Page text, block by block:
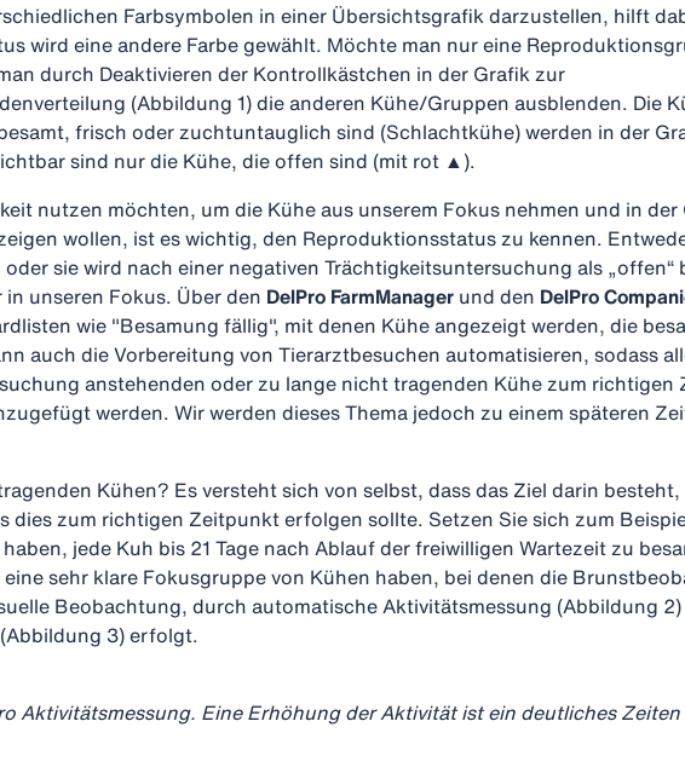
Farbsymbolen in einer Übersichtsgrafik darzustellen, hilft
wird eine andere Farbe gewählt. Möchte man nur eine
durch Deaktivieren der Kontrollkästchen in der Grafik zur
(Abbildung 1) die anderen Kühe/Gruppen ausblenden. Die
frisch oder zuchtuntauglich sind (Schlachtkühe) werden in der
sind nur die Kühe, die offen sind (mit rot ▲).
nutzen möchten, um die Kühe aus unserem Fokus nehmen und in
wollen, ist es wichtig, den Reproduktionsstatus zu kennen.
sie wird nach einer negativen Trächtigkeitsuntersuchung als „offen“
unseren Fokus. Über den DelPro FarmManager und den DelPro
wie "Besamung fällig", mit denen Kühe angezeigt werden, die
auch die Vorbereitung von Tierarztbesuchen automatisieren, sodass
anstehenden oder zu lange nicht tragenden Kühe zum richtigen
werden. Wir werden dieses Thema jedoch zu einem späteren
Kühen? Es versteht sich von selbst, dass das Ziel darin besteht,
dies zum richtigen Zeitpunkt erfolgen sollte. Setzen Sie sich zum
jede Kuh bis 21 Tage nach Ablauf der freiwilligen Wartezeit zu
sehr klare Fokusgruppe von Kühen haben, bei denen die
Beobachtung, durch automatische Aktivitätsmessung (Abbildung
3) erfolgt.
Aktivitätsmessung. Eine Erhöhung der Aktivität ist ein deutliches